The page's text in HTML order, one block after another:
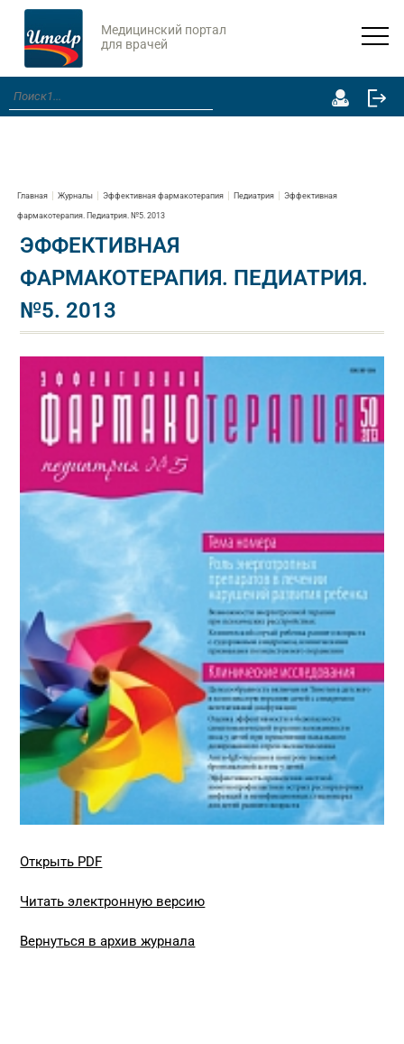
Медицинский портал
для врачей
Главная Журналы Эффективная фармакотерапия Педиатрия Эффективная
фармакотерапия. Педиатрия. №5. 2013
ЭФФЕКТИВНАЯ
ФАРМАКОТЕРАПИЯ. ПЕДИАТРИЯ.
№5. 2013
Открыть PDF
Читать электронную версию
Вернуться в архив журнала